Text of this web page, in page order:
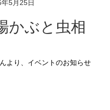
5月25日
かぶと虫相
より、イベントのお知らせ